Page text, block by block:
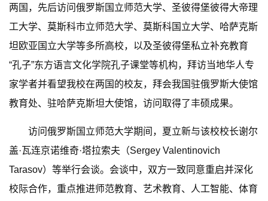
两国，先后访问俄罗斯国立师范大学、圣彼得堡彼得大帝理
工大学、莫斯科市立师范大学、莫斯科国立大学、哈萨克斯
坦欧亚国立大学等多所高校，以及圣彼得堡私立补充教育
“孔子”东方语言文化学院孔子课堂等机构，拜访当地华人专
家学者并看望我校在两国的校友，拜会我国驻俄罗斯大使馆
教育处、驻哈萨克斯坦大使馆，访问取得了丰硕成果。
访问俄罗斯国立师范大学期间，夏立新与该校校长谢尔
盖·瓦连京诺维奇·塔拉索夫（Sergey Valentinovich
Tarasov）等举行会谈。会谈中，双方一致同意重启并深化
校际合作，重点推进师范教育、艺术教育、人工智能、体育